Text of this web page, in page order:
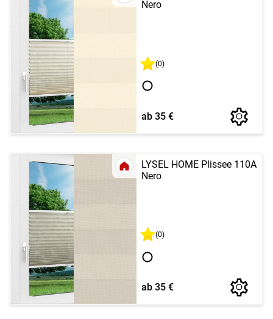
Nero
(0)
ab 35 €
LYSEL HOME Plissee 110A
Nero
(0)
ab 35 €